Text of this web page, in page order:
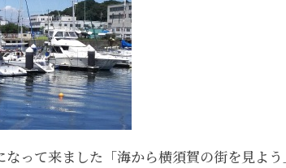
って来ました「海から横須賀の街を見よう